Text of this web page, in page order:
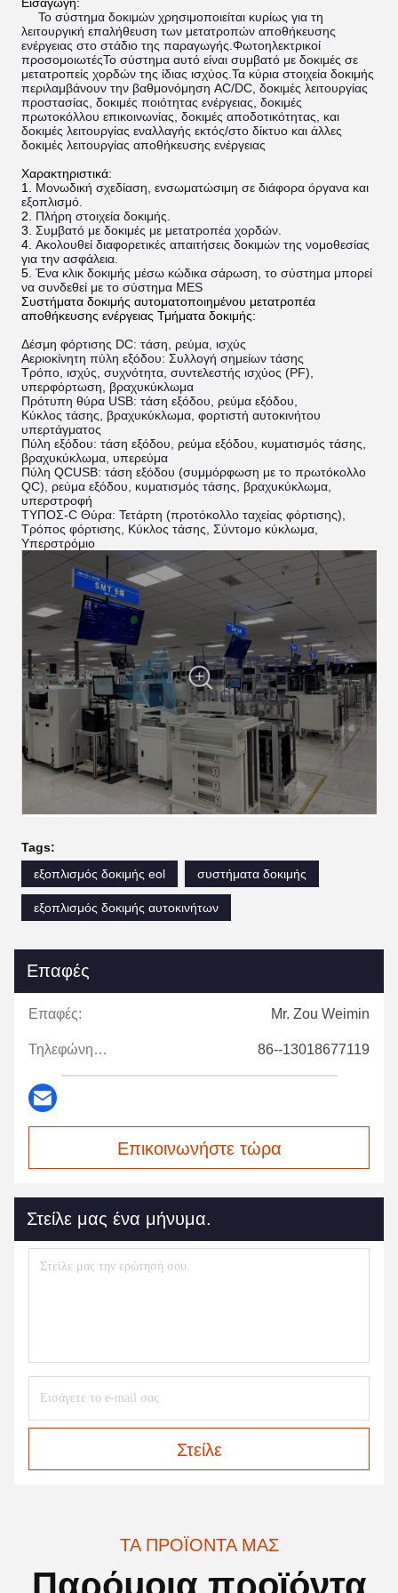
Το σύστημα δοκιμών χρησιμοποιείται κυρίως για τη
λειτουργική επαλήθευση των μετατροπών αποθήκευσης
ενέργειας στο στάδιο της παραγωγής.Φωτοηλεκτρικοί
προσομοιωτέςΤο σύστημα αυτό είναι συμβατό με δοκιμές σε
μετατροπείς χορδών της ίδιας ισχύος.Τα κύρια στοιχεία δοκιμής
περιλαμβάνουν την βαθμονόμηση AC/DC, δοκιμές λειτουργίας
προστασίας, δοκιμές ποιότητας ενέργειας, δοκιμές
πρωτοκόλλου επικοινωνίας, δοκιμές αποδοτικότητας, και
δοκιμές λειτουργίας εναλλαγής εκτός/στο δίκτυο και άλλες
δοκιμές λειτουργίας αποθήκευσης ενέργειας
Χαρακτηριστικά:
Μονωδική σχεδίαση, ενσωματώσιμη σε διάφορα όργανα και
εξοπλισμό.
Πλήρη στοιχεία δοκιμής.
Συμβατό με δοκιμές με μετατροπέα χορδών.
Ακολουθεί διαφορετικές απαιτήσεις δοκιμών της νομοθεσίας
για την ασφάλεια.
Ένα κλικ δοκιμής μέσω κώδικα σάρωση, το σύστημα μπορεί
να συνδεθεί με το σύστημα MES
Συστήματα δοκιμής αυτοματοποιημένου μετατροπέα
αποθήκευσης ενέργειας Τμήματα δοκιμής:
Δέσμη φόρτισης DC: τάση, ρεύμα, ισχύς
Αεριοκίνητη πύλη εξόδου: Συλλογή σημείων τάσης
Τρόπο, ισχύς, συχνότητα, συντελεστής ισχύος (PF),
υπερφόρτωση, βραχυκύκλωμα
Πρότυπη θύρα USB: τάση εξόδου, ρεύμα εξόδου,
Κύκλος τάσης, βραχυκύκλωμα, φορτιστή αυτοκινήτου
υπερτάγματος
Πύλη εξόδου: τάση εξόδου, ρεύμα εξόδου, κυματισμός τάσης,
βραχυκύκλωμα, υπερεύμα
Πύλη QCUSB: τάση εξόδου (συμμόρφωση με το πρωτόκολλο
QC), ρεύμα εξόδου, κυματισμός τάσης, βραχυκύκλωμα,
υπερστροφή
ΤΥΠΟΣ-C Θύρα: Τετάρτη (προτόκολλο ταχείας φόρτισης),
Τρόπος φόρτισης, Κύκλος τάσης, Σύντομο κύκλωμα,
Υπερστρόμιο
Tags:
εξοπλισμός δοκιμής eol
συστήματα δοκιμής
εξοπλισμός δοκιμής αυτοκινήτων
Επαφές
Επαφές: Mr. Zou Weimin
Τηλεφώνημα: 86--13018677119
Επικοινωνήστε τώρα
Στείλε μας ένα μήνυμα.
Στείλε
ΤΑ ΠΡΟΪΌΝΤΑ ΜΑΣ
Παρόμοια προϊόντα